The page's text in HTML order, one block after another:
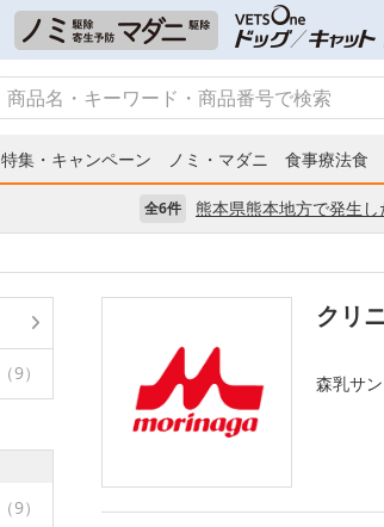
特集・キャンペーン ノミ・マダニ 食事療法食
全6件 熊本県熊本地方で発生
（9）
（9）
クリ
森乳サ